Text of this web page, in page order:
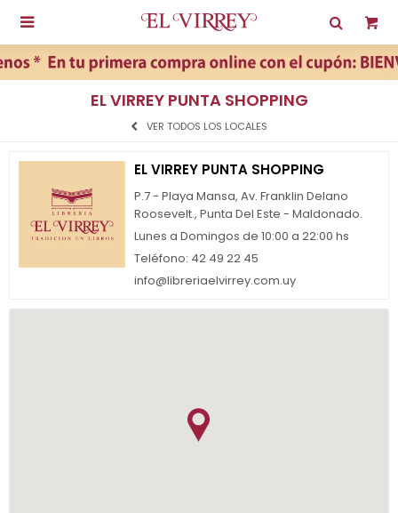

EL VIRREY PUNTA SHOPPING
VER TODOS LOS LOCALES
EL VIRREY PUNTA SHOPPING
P.7 - Playa Mansa, Av. Franklin Delano
Roosevelt., Punta Del Este - Maldonado.
Lunes a Domingos de 10:00 a 22:00 hs
Teléfono: 42 49 22 45
info@libreriaelvirrey.com.uy